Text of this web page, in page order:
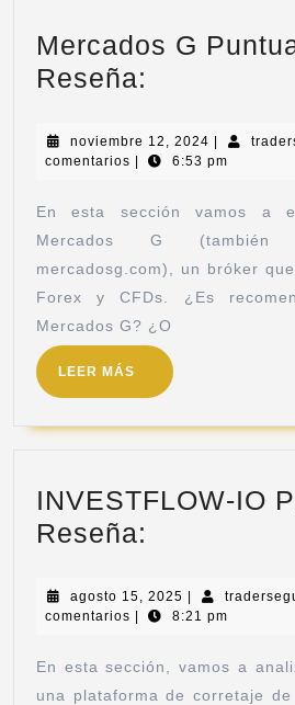
Mercados G
Reseña:
noviembre 12, 2024 |
comentarios | 6:53 pm
En esta sección vamos a
Mercados G (también
mercadosg.com), un bróker
Forex y CFDs. ¿Es
Mercados G? ¿O
LEER MÁS
INVESTFLOW-IO
Reseña:
agosto 15, 2025
comentarios
8:21 pm
En esta sección, vamos a
una plataforma de corretaje